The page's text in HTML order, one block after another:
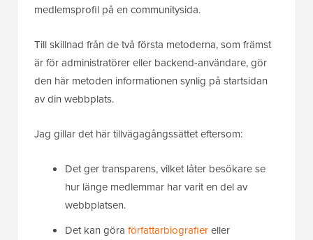
medlemsprofil på en communitysida.
Till skillnad från de två första metoderna, som främst
är för administratörer eller backend-användare, gör
den här metoden informationen synlig på startsidan
av din webbplats.
Jag gillar det här tillvägagångssättet eftersom:
Det ger transparens, vilket låter besökare se
hur länge medlemmar har varit en del av
webbplatsen.
Det kan göra författarbiografiereller